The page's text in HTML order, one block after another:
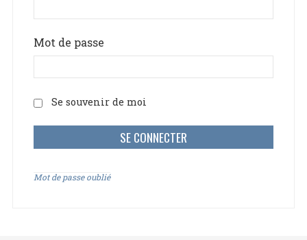
Mot de passe
Se souvenir de moi
Mot de passe oublié